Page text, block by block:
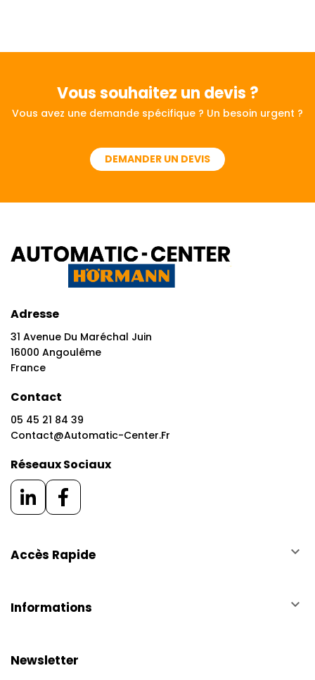
Vous souhaitez un devis ?
Vous avez une demande spécifique ? Un besoin urgent ?
DEMANDER UN DEVIS
Adresse
31 Avenue Du Maréchal Juin
16000 Angoulême
France
Contact
05 45 21 84 39
Contact@automatic-Center.fr
Réseaux Sociaux
Accès Rapide keyboard_arrow_down
Informations keyboard_arrow_down
Newsletter